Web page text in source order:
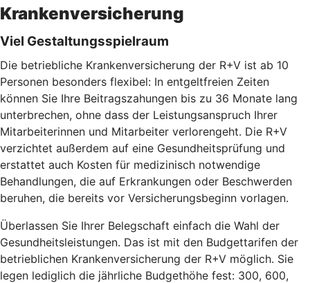
Krankenversicherung
Viel Gestaltungsspielraum
Die betriebliche Krankenversicherung der R+V ist ab 10
Personen besonders flexibel: In entgeltfreien Zeiten
können Sie Ihre Beitragszahungen bis zu 36 Monate lang
unterbrechen, ohne dass der Leistungsanspruch Ihrer
Mitarbeiterinnen und Mitarbeiter verlorengeht. Die R+V
verzichtet außerdem auf eine Gesundheitsprüfung und
erstattet auch Kosten für medizinisch notwendige
Behandlungen, die auf Erkrankungen oder Beschwerden
beruhen, die bereits vor Versicherungsbeginn vorlagen.
Überlassen Sie Ihrer Belegschaft einfach die Wahl der
Gesundheitsleistungen. Das ist mit den Budgettarifen der
betrieblichen Krankenversicherung der R+V möglich. Sie
legen lediglich die jährliche Budgethöhe fest: 300, 600,